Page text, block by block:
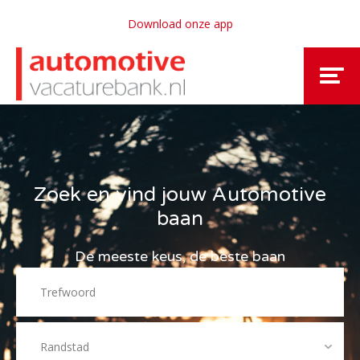
Download onze app
Zoek en vind jouw Automotive
baan
De meeste keus, de beste baan